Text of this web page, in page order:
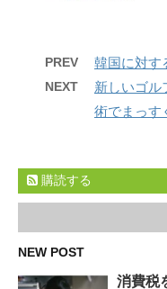
PREV 韓国に対
NEXT
新しいゴ
術でまっす
購読する
NEW POST
消費税